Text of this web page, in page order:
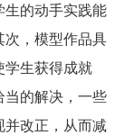
生的动手实践能
次，模型作品具
学生获得成就
当的解决，一些
并改正，从而减